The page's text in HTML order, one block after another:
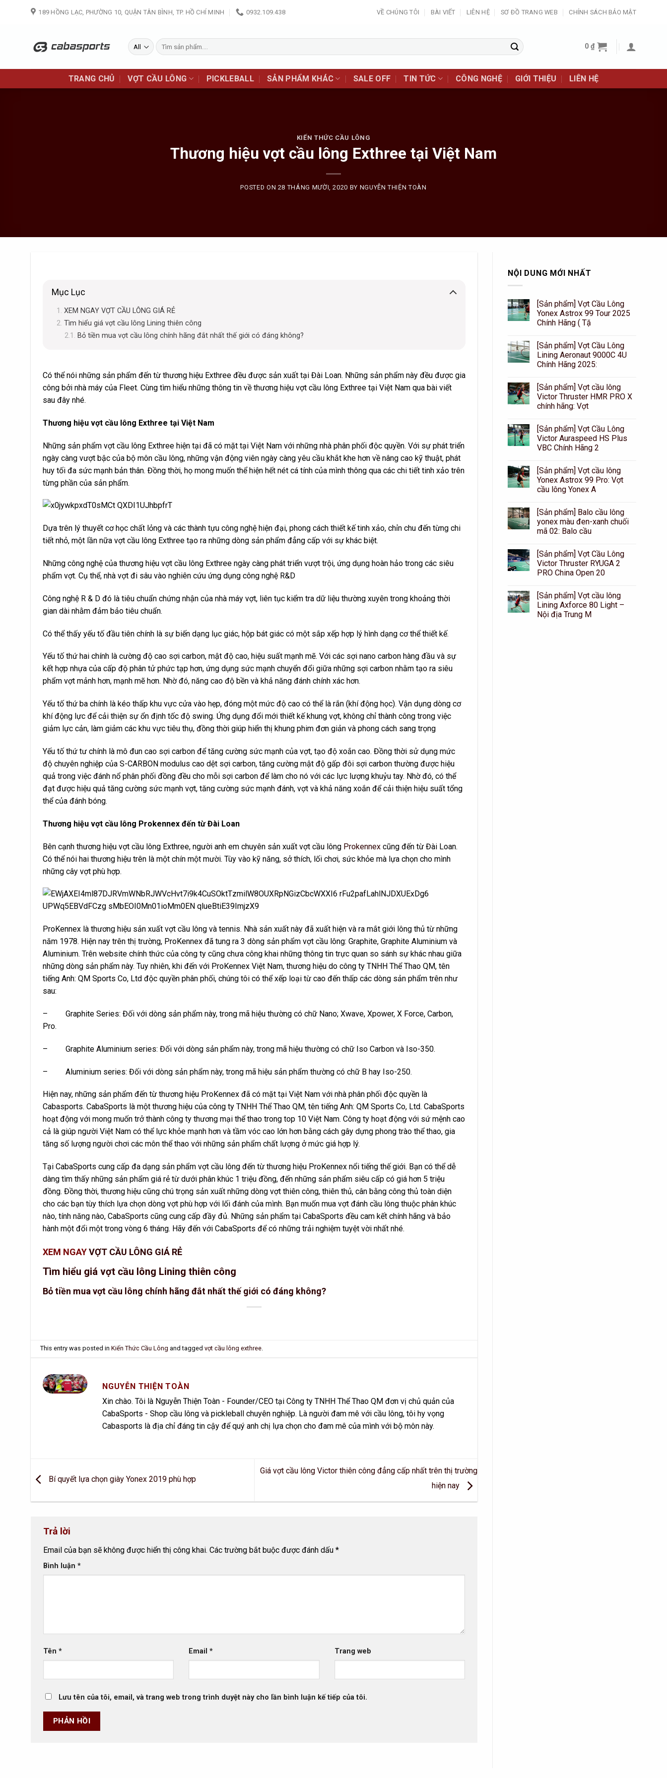
189 HỒNG LẠC, PHƯỜNG 10, QUẬN TÂN BÌNH, TP. HỒ CHÍ MINH 0932.109.438 VỀ CHÚNG TÔI BÀI VIẾT LIÊN HỆ SƠ ĐỒ TRANG WEB CHÍNH SÁCH BẢO MẬT
Tìm
kiếm:
0₫
TRANG CHỦ VỢT CẦU LÔNG PICKLEBALL SẢN PHẨM KHÁC SALE OFF TIN TỨC CÔNG NGHỆ GIỚI THIỆU LIÊN HỆ
KIẾN THỨC CẦU LÔNG
Thương hiệu vợt cầu lông Exthree tại Việt Nam
POSTED ON 28 THÁNG MƯỜI, 2020 BY NGUYỄN THIỆN TOÀN
Mục Lục
XEM NGAY VỢT CẦU LÔNG GIÁ RẺ
Tìm hiểu giá vợt cầu lông Lining thiên công
Bỏ tiền mua vợt cầu lông chính hãng đắt nhất thế giới có đáng không?
Có thể nói những sản phẩm đến từ thương hiệu Exthree đều được sản xuất tại Đài Loan. Những sản phẩm này đều được gia
công bởi nhà máy của Fleet. Cùng tìm hiểu những thông tin về thương hiệu vợt cầu lông Exthree tại Việt Nam qua bài viết
sau đây nhé.
Thương hiệu vợt cầu lông Exthree tại Việt Nam
Những sản phẩm vợt cầu lông Exthree hiện tại đã có mặt tại Việt Nam với những nhà phân phối độc quyền. Với sự phát triển
ngày càng vượt bậc của bộ môn cầu lông, những vận động viên ngày càng yêu cầu khắt khe hơn về nâng cao kỹ thuật, phát
huy tối đa sức mạnh bản thân. Đồng thời, họ mong muốn thể hiện hết nét cá tính của mình thông qua các chi tiết tinh xảo trên
từng phần của sản phẩm.
Dựa trên lý thuyết cơ học chất lỏng và các thành tựu công nghệ hiện đại, phong cách thiết kế tinh xảo, chỉn chu đến từng chi
tiết nhỏ, một lần nữa vợt cầu lông Exthree tạo ra những dòng sản phẩm đẳng cấp với sự khác biệt.
Những công nghệ của thương hiệu vợt cầu lông Exthree ngày càng phát triển vượt trội, ứng dụng hoàn hảo trong các siêu
phẩm vợt. Cụ thể, nhà vợt đi sâu vào nghiên cứu ứng dụng công nghệ R&D
Công nghệ R & D đó là tiêu chuẩn chứng nhận của nhà máy vợt, liên tục kiểm tra dữ liệu thường xuyên trong khoảng thời
gian dài nhằm đảm bảo tiêu chuẩn.
Có thể thấy yếu tố đầu tiên chính là sự biến dạng lục giác, hộp bát giác có một sắp xếp hợp lý hình dạng cơ thể thiết kế.
Yếu tố thứ hai chính là cường độ cao sợi carbon, mật độ cao, hiệu suất mạnh mẽ. Với các sợi nano carbon hàng đầu và sự
kết hợp nhựa của cấp độ phân tử phức tạp hơn, ứng dụng sức mạnh chuyển đổi giữa những sợi carbon nhằm tạo ra siêu
phẩm vợt mảnh hơn, mạnh mẽ hơn. Nhờ đó, năng cao độ bền và khả năng đánh chính xác hơn.
Yếu tố thứ ba chính là kéo thấp khu vực cửa vào hẹp, đóng một mức độ cao có thể là rắn (khí động học). Vận dụng dòng cơ
khí động lực để cải thiện sự ổn định tốc độ swing. Ứng dụng đổi mới thiết kế khung vợt, không chỉ thành công trong việc
giảm lực cản, làm giảm các khu vực tiêu thụ, đồng thời giúp hiển thị khung phim đơn giản và phong cách sang trọng
Yếu tố thứ tư chính là mô đun cao sợi carbon để tăng cường sức mạnh của vợt, tạo độ xoắn cao. Đồng thời sử dụng mức
độ chuyên nghiệp của S-CARBON modulus cao dệt sợi carbon, tăng cường mật độ gấp đôi sợi carbon thường được hiệu
quả trong việc đánh nổ phân phối đồng đều cho mỗi sợi carbon để làm cho nó với các lực lượng khuỷu tay. Nhờ đó, có thể
đạt được hiệu quả tăng cường sức mạnh vợt, tăng cường sức mạnh đánh, vợt và khả năng xoắn để cải thiện hiệu suất tổng
thể của đánh bóng.
Thương hiệu vợt cầu lông Prokennex đến từ Đài Loan
Bên cạnh thương hiệu vợt cầu lông Exthree, người anh em chuyên sản xuất vợt cầu lông Prokennex cũng đến từ Đài Loan.
Có thể nói hai thương hiệu trên là một chín một mười. Tùy vào kỹ năng, sở thích, lối chơi, sức khỏe mà lựa chọn cho mình
những cây vợt phù hợp.
ProKennex là thương hiệu sản xuất vợt cầu lông và tennis. Nhà sản xuất này đã xuất hiện và ra mắt giới lông thủ từ những
năm 1978. Hiện nay trên thị trường, ProKennex đã tung ra 3 dòng sản phẩm vợt cầu lông: Graphite, Graphite Aluminium và
Aluminium. Trên website chính thức của công ty cũng chưa công khai những thông tin trực quan so sánh sự khác nhau giữa
những dòng sản phẩm này. Tuy nhiên, khi đến với ProKennex Việt Nam, thương hiệu do công ty TNHH Thể Thao QM, tên
tiếng Anh: QM Sports Co, Ltd độc quyền phân phối, chúng tôi có thể xếp loại từ cao đến thấp các dòng sản phẩm trên như
sau:
– Graphite Series: Đối với dòng sản phẩm này, trong mã hiệu thường có chữ Nano; Xwave, Xpower, X Force, Carbon,
Pro.
– Graphite Aluminium series: Đối với dòng sản phẩm này, trong mã hiệu thường có chữ Iso Carbon và Iso-350.
– Aluminium series: Đối với dòng sản phẩm này, trong mã hiệu sản phẩm thường có chữ B hay Iso-250.
Hiện nay, những sản phẩm đến từ thương hiệu ProKennex đã có mặt tại Việt Nam với nhà phân phối độc quyền là
Cabasports. CabaSports là một thương hiệu của công ty TNHH Thể Thao QM, tên tiếng Anh: QM Sports Co, Ltd. CabaSports
hoạt động với mong muốn trở thành công ty thương mại thể thao trong top 10 Việt Nam. Công ty hoạt động với sứ mệnh cao
cả là giúp người Việt Nam có thể lực khỏe mạnh hơn và tầm vóc cao lớn hơn bằng cách gây dựng phong trào thể thao, gia
tăng số lượng người chơi các môn thể thao với những sản phẩm chất lượng ở mức giá hợp lý.
Tại CabaSports cung cấp đa dạng sản phẩm vợt cầu lông đến từ thương hiệu ProKennex nổi tiếng thế giới. Bạn có thể dễ
dàng tìm thấy những sản phẩm giá rẻ từ dưới phân khúc 1 triệu đồng, đến những sản phẩm siêu cấp có giá hơn 5 triệu
đồng. Đồng thời, thương hiệu cũng chú trọng sản xuất những dòng vợt thiên công, thiên thủ, cân bằng công thủ toàn diện
cho các bạn tùy thích lựa chọn dòng vợt phù hợp với lối đánh của mình. Bạn muốn mua vợt đánh cầu lông thuộc phân khúc
nào, tính năng nào, CabaSports cũng cung cấp đầy đủ. Những sản phẩm tại CabaSports đều cam kết chính hãng và bảo
hành một đổi một trong vòng 6 tháng. Hãy đến với CabaSports để có những trải nghiệm tuyệt vời nhất nhé.
XEM NGAYVỢT CẦU LÔNG GIÁ RẺ
Tìm hiểu giá vợt cầu lông Lining thiên công
Bỏ tiền mua vợt cầu lông chính hãng đắt nhất thế giới có đáng không?
This entry was posted inKiến Thức Cầu Lông and taggedvợt cầu lông exthree.
NGUYỄN THIỆN TOÀN
Xin chào. Tôi là Nguyễn Thiện Toàn - Founder/CEO tại Công ty TNHH Thể Thao QM đơn vị chủ quản của
CabaSports - Shop cầu lông và pickleball chuyên nghiệp. Là người đam mê với cầu lông, tôi hy vọng
Cabasports là địa chỉ đáng tin cậy để quý anh chị lựa chọn cho đam mê của mình với bộ môn này.
Bí quyết lựa chọn giày Yonex 2019 phù hợp
Giá vợt cầu lông Victor thiên công đẳng cấp nhất trên thị trường
hiện nay
Trả lời
Email của bạn sẽ không được hiển thị công khai. Các trường bắt buộc được đánh dấu *
Bình luận *
Tên * Email* Trang web
Lưu tên của tôi, email, và trang web trong trình duyệt này cho lần bình luận kế tiếp của tôi.
NỘI DUNG MỚI NHẤT
[Sản phẩm] Vợt Cầu Lông
Yonex Astrox 99 Tour 2025
Chính Hãng ( Tặ
[Sản phẩm] Vợt Cầu Lông
Lining Aeronaut 9000C 4U
Chính Hãng 2025:
[Sản phẩm] Vợt cầu lông
Victor Thruster HMR PRO X
chính hãng: Vợt
[Sản phẩm] Vợt Cầu Lông
Victor Auraspeed HS Plus
VBC Chính Hãng 2
[Sản phẩm] Vợt cầu lông
Yonex Astrox 99 Pro: Vợt
cầu lông Yonex A
[Sản phẩm] Balo cầu lông
yonex màu đen-xanh chuối
mã 02: Balo cầu
[Sản phẩm] Vợt Cầu Lông
Victor Thruster RYUGA 2
PRO China Open 20
[Sản phẩm] Vợt cầu lông
Lining Axforce 80 Light –
Nội địa Trung M